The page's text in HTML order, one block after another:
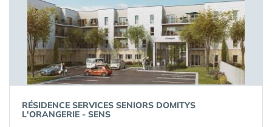
RÉSIDENCE SERVICES SENIORS DOMITYS
L'ORANGERIE - SENS